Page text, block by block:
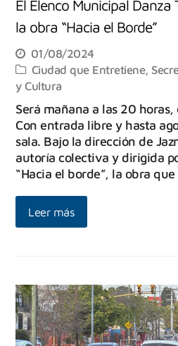
El Elenco Municipal Danza
la obra “Hacia el Borde”
01/08/2024
Ciudad que Entretiene,
y Cultura
Será mañana a las 20
Con entrada libre y hasta
sala. Bajo la dirección de
autoría colectiva y dirigida
“Hacia el borde”, la obra
Leer más